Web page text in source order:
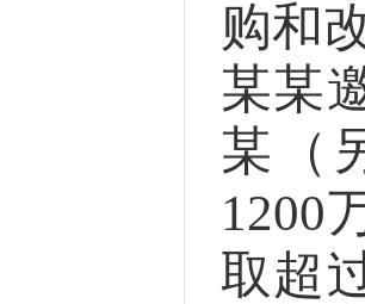
购和
某某
某（
1200
取超